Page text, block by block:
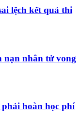
lệch kết quả thi
nạn nhân tử vong
hoàn học phí